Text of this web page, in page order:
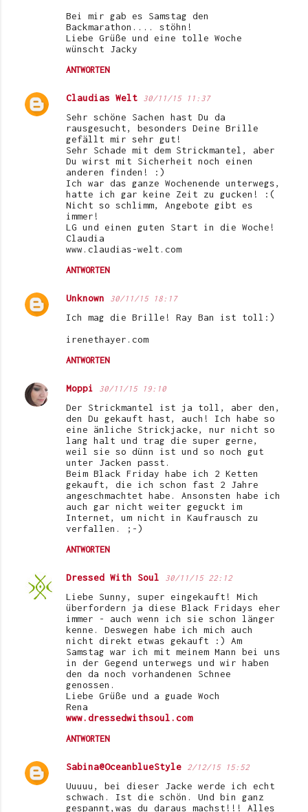
Bei mir gab es Samstag den
Backmarathon.... stöhn!
Liebe Grüße und eine tolle Woche
wünscht Jacky
ANTWORTEN
Claudias Welt 30/11/15 11:37
Sehr schöne Sachen hast Du da
rausgesucht, besonders Deine Brille
gefällt mir sehr gut!
Sehr Schade mit dem Strickmantel, aber
Du wirst mit Sicherheit noch einen
anderen finden! :)
Ich war das ganze Wochenende unterwegs,
hatte ich gar keine Zeit zu gucken! :(
Nicht so schlimm, Angebote gibt es
immer!
LG und einen guten Start in die Woche!
Claudia
www.claudias-welt.com
ANTWORTEN
Unknown 30/11/15 18:17
Ich mag die Brille! Ray Ban ist toll:)
irenethayer.com
ANTWORTEN
Moppi 30/11/15 19:10
Der Strickmantel ist ja toll, aber den,
den Du gekauft hast, auch! Ich habe so
eine änliche Strickjacke, nur nicht so
lang halt und trag die super gerne,
weil sie so dünn ist und so noch gut
unter Jacken passt.
Beim Black Friday habe ich 2 Ketten
gekauft, die ich schon fast 2 Jahre
angeschmachtet habe. Ansonsten habe ich
auch gar nicht weiter geguckt im
Internet, um nicht in Kaufrausch zu
verfallen. ;-)
ANTWORTEN
Dressed With Soul 30/11/15 22:12
Liebe Sunny, super eingekauft! Mich
überfordern ja diese Black Fridays eher
immer - auch wenn ich sie schon länger
kenne. Deswegen habe ich mich auch
nicht direkt etwas gekauft :) Am
Samstag war ich mit meinem Mann bei uns
in der Gegend unterwegs und wir haben
den da noch vorhandenen Schnee
genossen.
Liebe Grüße und a guade Woch
Rena
www.dressedwithsoul.com
ANTWORTEN
Sabina@OceanblueStyle 2/12/15 15:52
Uuuuu, bei dieser Jacke werde ich echt
schwach. Ist die schön. Und bin ganz
gespannt,was du daraus machst!!! Alles